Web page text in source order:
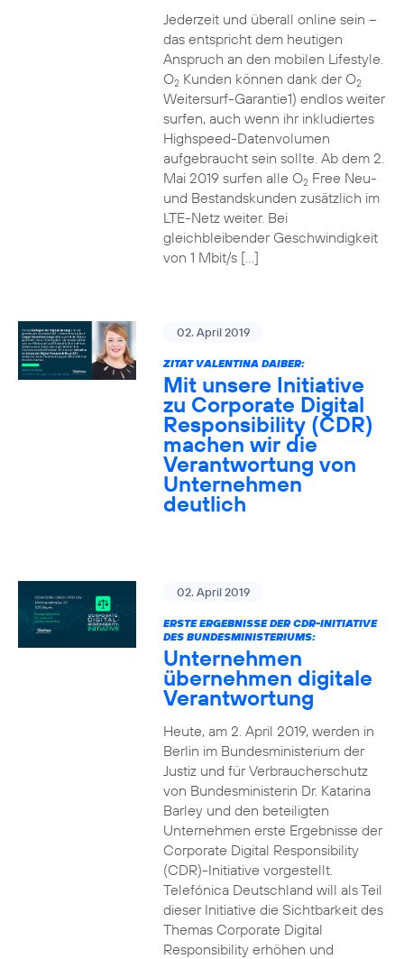
Jederzeit und überall online sein –
das entspricht dem heutigen
Anspruch an den mobilen Lifestyle.
O2Kunden können dank der O2
Weitersurf-Garantie1) endlos weiter
surfen, auch wenn ihr inkludiertes
Highspeed-Datenvolumen
aufgebraucht sein sollte. Ab dem 2.
Mai 2019 surfen alle O2Free Neu-
und Bestandskunden zusätzlich im
LTE-Netz weiter. Bei
gleichbleibender Geschwindigkeit
von 1 Mbit/s […]
02. April 2019
ZITAT VALENTINA DAIBER:
Mit unsere Initiative
zu Corporate Digital
Responsibility (CDR)
machen wir die
Verantwortung von
Unternehmen
deutlich
02. April 2019
ERSTE ERGEBNISSE DER CDR-INITIATIVE
DES BUNDESMINISTERIUMS:
Unternehmen
übernehmen digitale
Verantwortung
Heute, am 2. April 2019, werden in
Berlin im Bundesministerium der
Justiz und für Verbraucherschutz
von Bundesministerin Dr. Katarina
Barley und den beteiligten
Unternehmen erste Ergebnisse der
Corporate Digital Responsibility
(CDR)-Initiative vorgestellt.
Telefónica Deutschland will als Teil
dieser Initiative die Sichtbarkeit des
Themas Corporate Digital
Responsibility erhöhen und